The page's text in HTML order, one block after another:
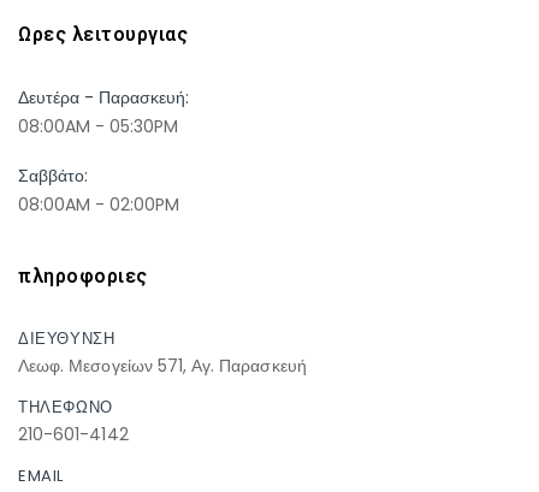
Ωρες λειτουργιας
Δευτέρα - Παρασκευή:
08:00AM - 05:30PM
Σαββάτο:
08:00AM - 02:00PM
πληροφοριες
ΔΙΕΥΘΥΝΣΗ
Λεωφ. Μεσογείων 571, Αγ. Παρασκευή
ΤΗΛΕΦΩΝΟ
210-601-4142
EMAIL